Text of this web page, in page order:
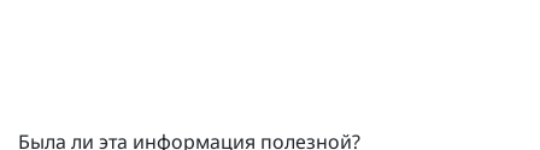
Была ли эта информация полезной?